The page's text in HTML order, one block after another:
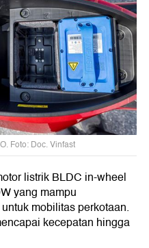
Foto: Doc. Vinfast
listrik BLDC in-wheel
yang mampu
mobilitas perkotaan.
kecepatan hingga